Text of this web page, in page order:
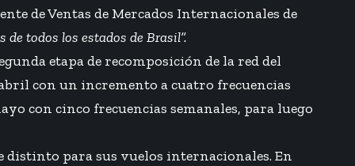
de Ventas de Mercados Internacionales de
todos los estados de Brasil”.
etapa de recomposición de la red del
con un incremento a cuatro frecuencias
con cinco frecuencias semanales, para luego
distinto para sus vuelos internacionales. En